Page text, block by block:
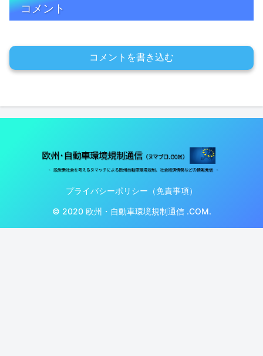
コメント
コメントを書き込む
プライバシーポリシー（免責事項）
© 2020 欧州・自動車環境規制通信 .COM.